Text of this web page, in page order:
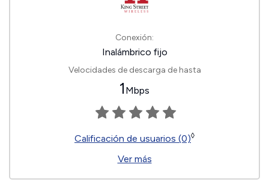
Conexión:
Inalámbrico fijo
Velocidades de descarga de hasta
1 Mbps
Calificación de usuarios (0)◊
Ver más